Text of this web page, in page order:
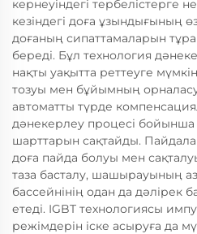
кернеуіндегі тербелістерге
кезіндегі доға ұзындығының
доғаның сипаттамаларын
береді. Бұл технология
нақты уақытта реттеуге
тозуы мен бұйымның
автоматты түрде
дәнекерлеу процесі
шарттарын сақтайды.
доға пайда болуы мен
таза басталу, шашырауының
бассейнінің одан да дәлірек
етеді. IGBT технологиясы
режімдерін іске асыруға да